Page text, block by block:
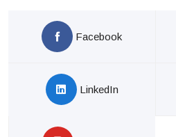
Facebook
LinkedIn